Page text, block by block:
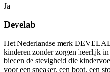
Ja
Develab
Het Nederlandse merk
kinderen zonder zorgen heerlijk
bieden de stevigheid die
voor een sneaker, een boot, een